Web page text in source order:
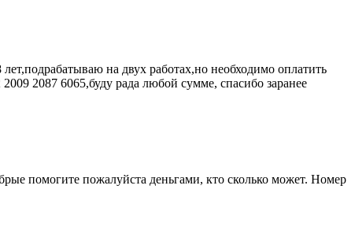
на двух работах,но необходимо оплатить
2087 6065,буду рада любой сумме, спасибо заранее
помогите пожалуйста деньгами, кто сколько может. Номер